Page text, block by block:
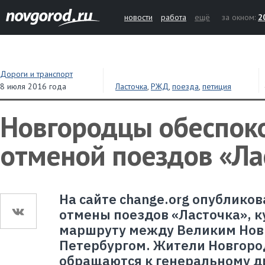
новости работа ещё за окном:
Дороги и транспорт
8 июля 2016 года
Ласточка, РЖД, поезда, петиция
Новгородцы
отменой поездов
На сайте change.org
отмены поездов «Ласточка»,
маршруту между Великим
Петербургом. Жители
обращаются к генеральному